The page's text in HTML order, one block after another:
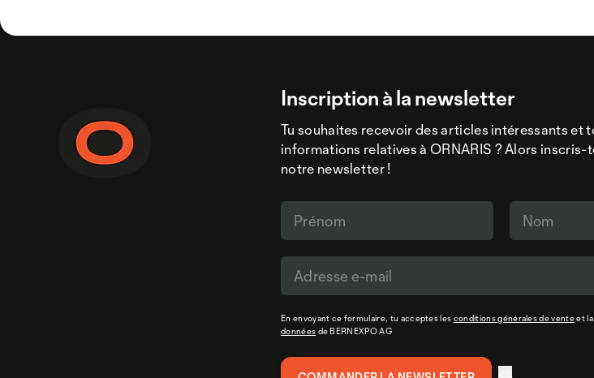
Inscription à la newsletter
Tu souhaites recevoir des articles intéressants et
informations relatives à ORNARIS ? Alors inscris-
notre newsletter !
En envoyant ce formulaire, tu acceptes les conditions générales de venteet
données de BERNEXPO AG